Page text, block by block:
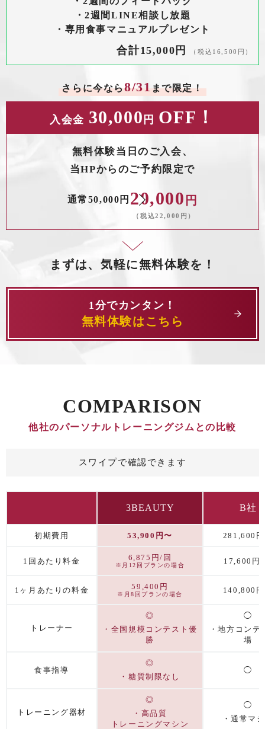
・2週間LINE相談し放題
・専用食事マニュアルプレゼント
合計15,000円 （税込16,500円）
さらに今なら8/31まで限定！
入会金 30,000 円 OFF！
無料体験当日のご入会、
当HPからのご予約限定で
通常50,000円 20,000 円
（税込22,000円）
まずは、気軽に無料体験を！
1分でカンタン！
無料体験はこちら
COMPARISON
他社のパーソナルトレーニングジムとの比較
スワイプで確認できます
3BEAUTY B社
初期費用 53,900 円〜 281,600
1回あたり料金 6,875円/回
※月12回プランの場合 17,600円/
1ヶ月あたりの料金 59,400円
※月8回プランの場合 140,800
トレーナー
◎
・全国規模コンテスト優
勝
◯
・地方コンテ
場
食事指導
◎
・糖質制限なし
◯
トレーニング器材
◎
・高品質
トレーニングマシン
◯
・通常マ